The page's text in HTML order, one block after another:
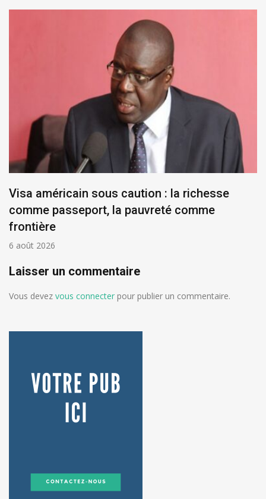
Visa américain sous caution : la richesse
comme passeport, la pauvreté comme
frontière
6 août 2026
Laisser un commentaire
Vous devez vous connecter pour publier un commentaire.